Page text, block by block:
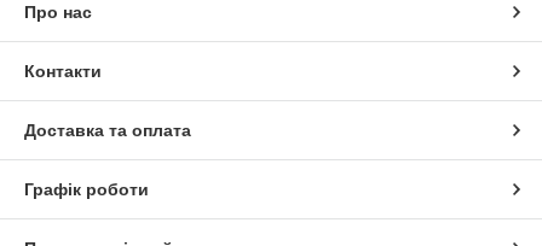
Про нас
Контакти
Доставка та оплата
Графік роботи